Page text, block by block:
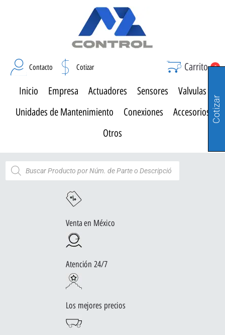
Contacto Cotizar Carrito 0
Inicio Empresa Actuadores Sensores
Valvulas
Unidades de Mantenimiento
Conexiones
Accesorios
Otros
Venta en México
Atención 24/7
Los mejores precios
Cotizar